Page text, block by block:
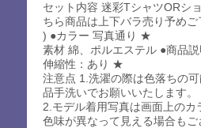
セット内容 迷彩TシャツORシ
ちら商品は上下バラ売り予めご
) ●カラー 写真通り ★
素材 綿、ポルエステル ●商品
伸縮性：あり ★
注意点 1.洗濯の際は色落ちの
品手洗いでお願いいたします。
2.モデル着用写真は画面上のカ
色味が異なって見える場合もご